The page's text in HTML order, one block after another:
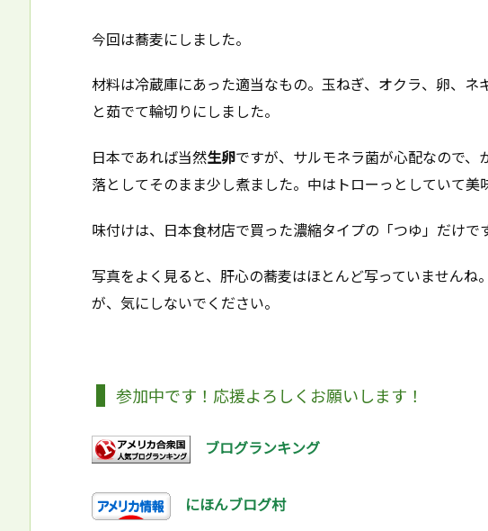
今回は蕎麦にしました。
材料は冷蔵庫にあった適当なもの。玉ねぎ、オクラ、卵、ネ
と茹でて輪切りにしました。
日本であれば当然生卵ですが、サルモネラ菌が心配なので、
落としてそのまま少し煮ました。中はトローっとしていて美
味付けは、日本食材店で買った濃縮タイプの「つゆ」だけです
写真をよく見ると、肝心の蕎麦はほとんど写っていませんね
が、気にしないでください。
参加中です！応援よろしくお願いします！
ブログランキング
にほんブログ村